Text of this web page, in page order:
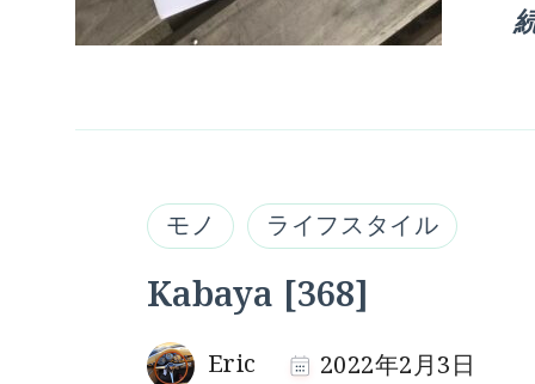
モノ ライフスタイル
Kabaya [368]
Eric 2022年2月3日